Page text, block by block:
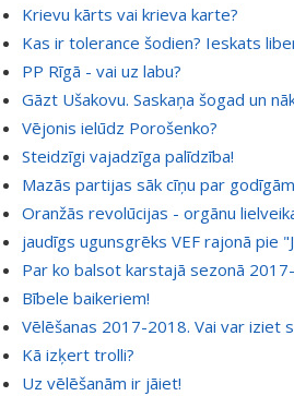
Krievu kārts vai krieva karte?
Kas ir tolerance šodien? Ieskats
PP Rīgā - vai uz labu?
Gāzt Ušakovu. Saskaņa šogad un
Vējonis ielūdz Porošenko?
Steidzīgi vajadzīga palīdzība!
Mazās partijas sāk cīņu par
Oranžās revolūcijas - orgānu
jaudīgs ugunsgrēks VEF rajonā pie
Par ko balsot karstajā sezonā
Bībele baikeriem!
Vēlēšanas 2017-2018. Vai var iziet
Kā izķert trolli?
Uz vēlēšanām ir jāiet!